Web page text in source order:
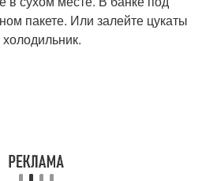
пакете. Или залейте цукаты